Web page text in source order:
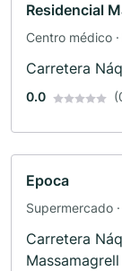
Residencial
Centro médico
Carretera
0.0
Epoca
Supermercado
Carretera
Massamagrell